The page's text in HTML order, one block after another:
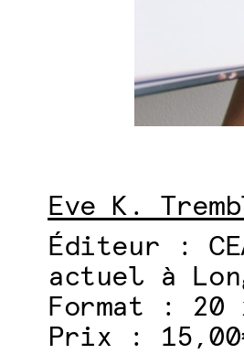
Eve K.
Éditeur :
actuel à
Format : 20
Prix :